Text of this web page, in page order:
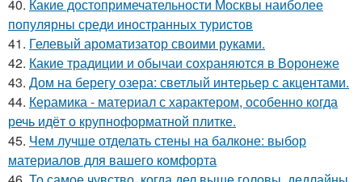
40. Какие достопримечательности Москвы наиболее
популярны среди иностранных туристов
41. Гелевый ароматизатор своими руками.
42. Какие традиции и обычаи сохраняются в Воронеже
43. Дом на берегу озера: светлый интерьер с акцентами.
44. Керамика - материал с характером, особенно когда
речь идёт о крупноформатной плитке.
45. Чем лучше отделать стены на балконе: выбор
материалов для вашего комфорта